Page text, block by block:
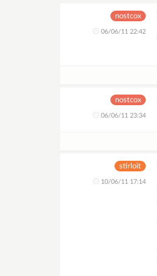
nostcox
06/06/11 22:42
nostcox
06/06/11 23:34
stirloit
10/06/11 17:14